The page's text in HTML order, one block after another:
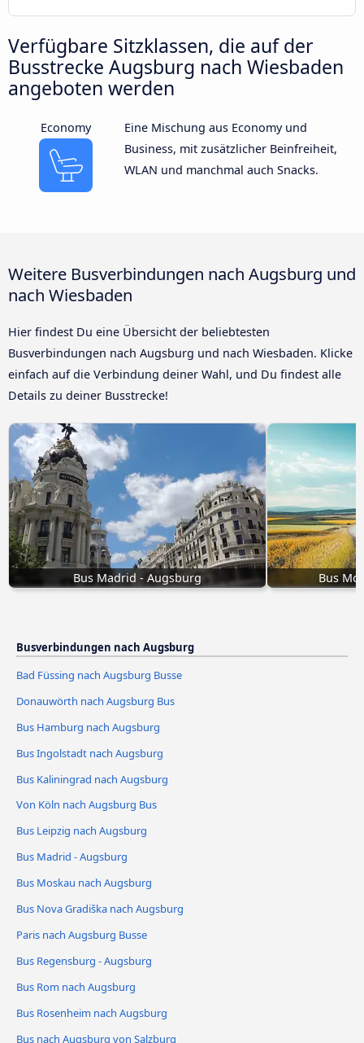
Verfügbare Sitzklassen, die auf der
Busstrecke Augsburg nach Wiesbaden
angeboten werden
Economy
Eine Mischung aus Economy und
Business, mit zusätzlicher Beinfreiheit,
WLAN und manchmal auch Snacks.
Weitere Busverbindungen nach Augsburg und
nach Wiesbaden
Hier findest Du eine Übersicht der beliebtesten
Busverbindungen nach Augsburg und nach Wiesbaden. Klicke
einfach auf die Verbindung deiner Wahl, und Du findest alle
Details zu deiner Busstrecke!
Bus Madrid - Augsburg Bus
Busverbindungen nach Augsburg
Bad Füssing nach Augsburg Busse
Donauwörth nach Augsburg Bus
Bus Hamburg nach Augsburg
Bus Ingolstadt nach Augsburg
Bus Kaliningrad nach Augsburg
Von Köln nach Augsburg Bus
Bus Leipzig nach Augsburg
Bus Madrid - Augsburg
Bus Moskau nach Augsburg
Bus Nova Gradiška nach Augsburg
Paris nach Augsburg Busse
Bus Regensburg - Augsburg
Bus Rom nach Augsburg
Bus Rosenheim nach Augsburg
Bus nach Augsburg von Salzburg